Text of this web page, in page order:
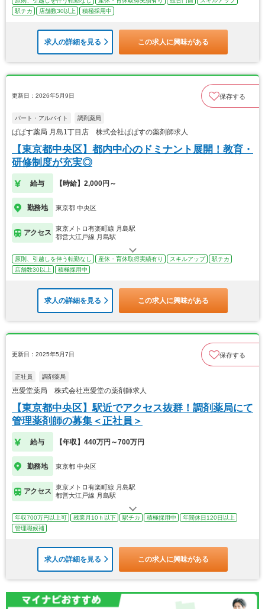
駅チカ
店舗数30以上 積極採用中
求人の詳細を見る この求人に興味がある
更新日：2026年5月9日 保存する
パート・アルバイト 調剤薬局
ぱぱす薬局 月島1丁目店 株式会社ぱぱすの薬剤師求人
【東京都中央区】都内中心のドミナント展開！教育・
研修制度が充実◎
給与 【時給】2,000円～
勤務地 東京都 中央区
アクセス
東京メトロ有楽町線 月島駅
都営大江戸線 月島駅
原則、引越しを伴う転勤なし 産休・育休取得実績有り スキルアップ
駅チカ
店舗数30以上
積極採用中
求人の詳細を見る この求人に興味がある
更新日：2025年5月7日 保存する
正社員 調剤薬局
恵愛堂薬局 株式会社恵愛堂の薬剤師求人
【東京都中央区】駅近でアクセス抜群！調剤薬局にて
管理薬剤師の募集＜正社員＞
給与 【年収】440万円～700万円
勤務地 東京都 中央区
アクセス
東京メトロ有楽町線 月島駅
都営大江戸線 月島駅
年収700万円以上可 残業月10ｈ以下 駅チカ 積極採用中
年間休日120日以上
管理職候補
求人の詳細を見る この求人に興味がある